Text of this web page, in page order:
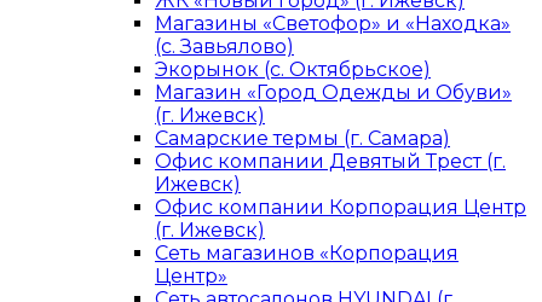
Магазины «Светофор» и «Находка»
(с. Завьялово)
Экорынок (с. Октябрьское)
Магазин «Город Одежды и Обуви»
(г. Ижевск)
Самарские термы (г. Самара)
Офис компании Девятый Трест (г.
Ижевск)
Офис компании Корпорация Центр
(г. Ижевск)
Сеть магазинов «Корпорация
Центр»